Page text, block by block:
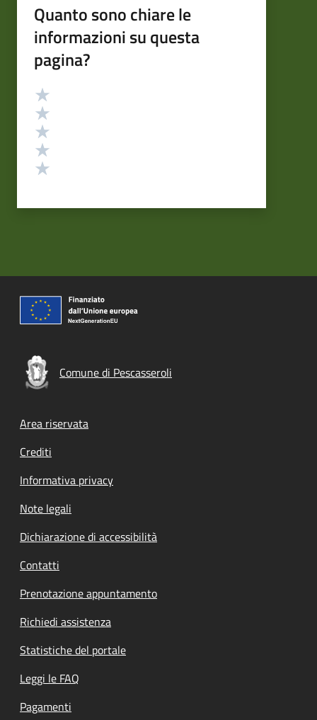
Quanto sono chiare le
informazioni su questa
pagina?
Valutazione
Comune di Pescasseroli
Footer menu
Area riservata
Crediti
Informativa privacy
Note legali
Dichiarazione di accessibilità
Contatti
Prenotazione appuntamento
Richiedi assistenza
Statistiche del portale
Leggi le FAQ
Pagamenti